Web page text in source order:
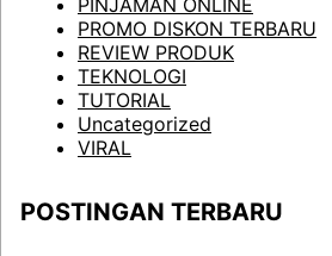
PINJAMAN ONLINE
PROMO DISKON TERBARU
REVIEW PRODUK
TEKNOLOGI
TUTORIAL
Uncategorized
VIRAL
POSTINGAN TERBARU